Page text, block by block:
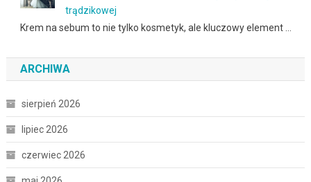
trądzikowej
Krem na sebum to nie tylko kosmetyk, ale kluczowy element …
ARCHIWA
sierpień 2026
lipiec 2026
czerwiec 2026